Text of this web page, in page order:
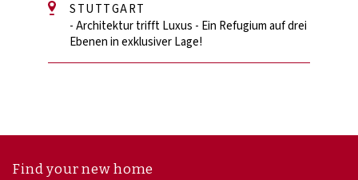
STUTTGART
- Architektur trifft Luxus - Ein Refugium auf drei
Ebenen in exklusiver Lage!
Find your new home